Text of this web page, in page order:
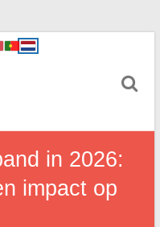
in 2026:
impact op